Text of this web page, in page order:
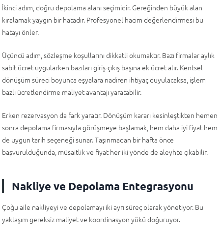
İkinci adım, doğru depolama alanı seçimidir. Gereğinden büyük alan
kiralamak yaygın bir hatadır. Profesyonel hacim değerlendirmesi bu
hatayı önler.
Üçüncü adım, sözleşme koşullarını dikkatli okumaktır. Bazı firmalar aylık
sabit ücret uygularken bazıları giriş-çıkış başına ek ücret alır. Kentsel
dönüşüm süreci boyunca eşyalara nadiren ihtiyaç duyulacaksa, işlem
bazlı ücretlendirme maliyet avantajı yaratabilir.
Erken rezervasyon da fark yaratır. Dönüşüm kararı kesinleştikten hemen
sonra depolama firmasıyla görüşmeye başlamak, hem daha iyi fiyat hem
de uygun tarih seçeneği sunar. Taşınmadan bir hafta önce
başvurulduğunda, müsaitlik ve fiyat her iki yönde de aleyhte çıkabilir.
Nakliye ve Depolama Entegrasyonu
Çoğu aile nakliyeyi ve depolamayı iki ayrı süreç olarak yönetiyor. Bu
yaklaşım gereksiz maliyet ve koordinasyon yükü doğuruyor.